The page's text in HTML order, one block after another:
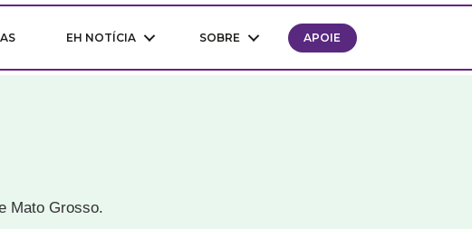
EH NOTÍCIA SOBRE APOIE
Mato Grosso.